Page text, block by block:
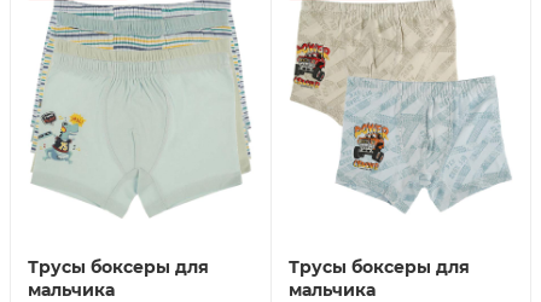
Трусы боксеры для
мальчика
Трусы боксеры для
мальчика